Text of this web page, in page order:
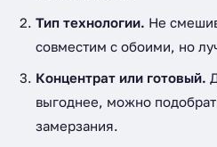
Тип технологии. Не
совместим с обоими, но
Концентрат или готовый.
выгоднее, можно
замерзания.